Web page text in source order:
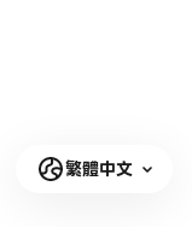
繁體中文